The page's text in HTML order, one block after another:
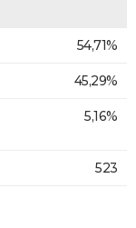
54,71%
45,29%
5,16%
523